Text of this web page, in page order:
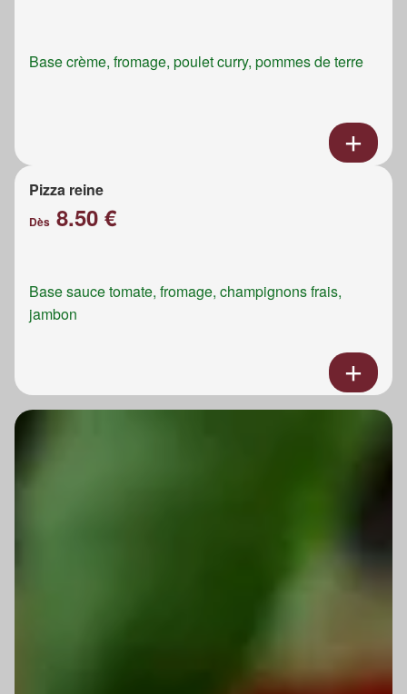
Base crème, fromage, poulet curry, pommes de terre
Pizza reine
Dès 8.50 €
Base sauce tomate, fromage, champignons frais,
jambon